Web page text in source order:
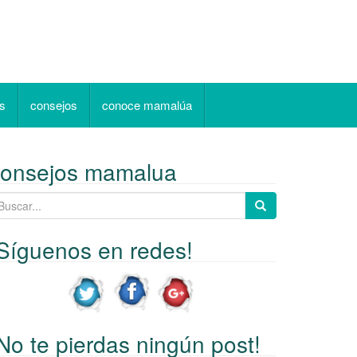
consejos conoce mamalúa
mamalua
en redes!
te pierdas ningún post!